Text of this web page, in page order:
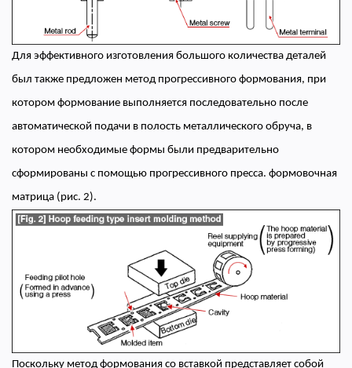
Для эффективного изготовления большого количества деталей
был также предложен метод прогрессивного формования, при
котором формование выполняется последовательно после
автоматической подачи в полость металлического обруча, в
котором необходимые формы были предварительно
сформированы с помощью прогрессивного пресса. формовочная
матрица (рис. 2).
Поскольку метод формования со вставкой представляет собой